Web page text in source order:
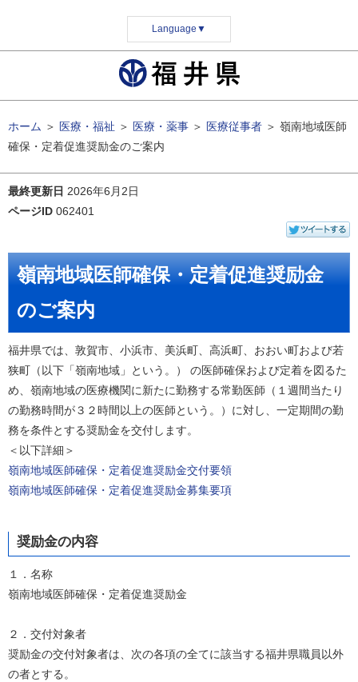
Language ▼
ホーム ＞ 医療・福祉 ＞ 医療・薬事 ＞ 医療従事者 ＞ 嶺南地域医師
確保・定着促進奨励金のご案内
最終更新日 2026年6月2日
ページID 062401
嶺南地域医師確保・定着促進奨励金
のご案内
福井県では、敦賀市、小浜市、美浜町、高浜町、おおい町および若
狭町（以下「嶺南地域」という。） の医師確保および定着を図るた
め、嶺南地域の医療機関に新たに勤務する常勤医師（１週間当たり
の勤務時間が３２時間以上の医師という。）に対し、一定期間の勤
務を条件とする奨励金を交付します。
＜以下詳細＞
嶺南地域医師確保・定着促進奨励金交付要領
嶺南地域医師確保・定着促進奨励金募集要項
奨励金の内容
１．名称
嶺南地域医師確保・定着促進奨励金
２．交付対象者
奨励金の交付対象者は、次の各項の全てに該当する福井県職員以外
の者とする。